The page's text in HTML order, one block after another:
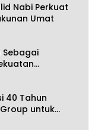
Nabi Perkuat
Umat
Sebagai
Koheri:
40 Tahun
untuk
Lamteng